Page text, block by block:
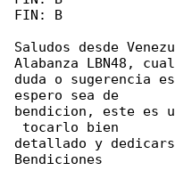
FIN: B
Saludos desde
Alabanza LBN48,
duda o sugerencia
espero sea de
bendicion, este es
tocarlo bien
detallado y
Bendiciones